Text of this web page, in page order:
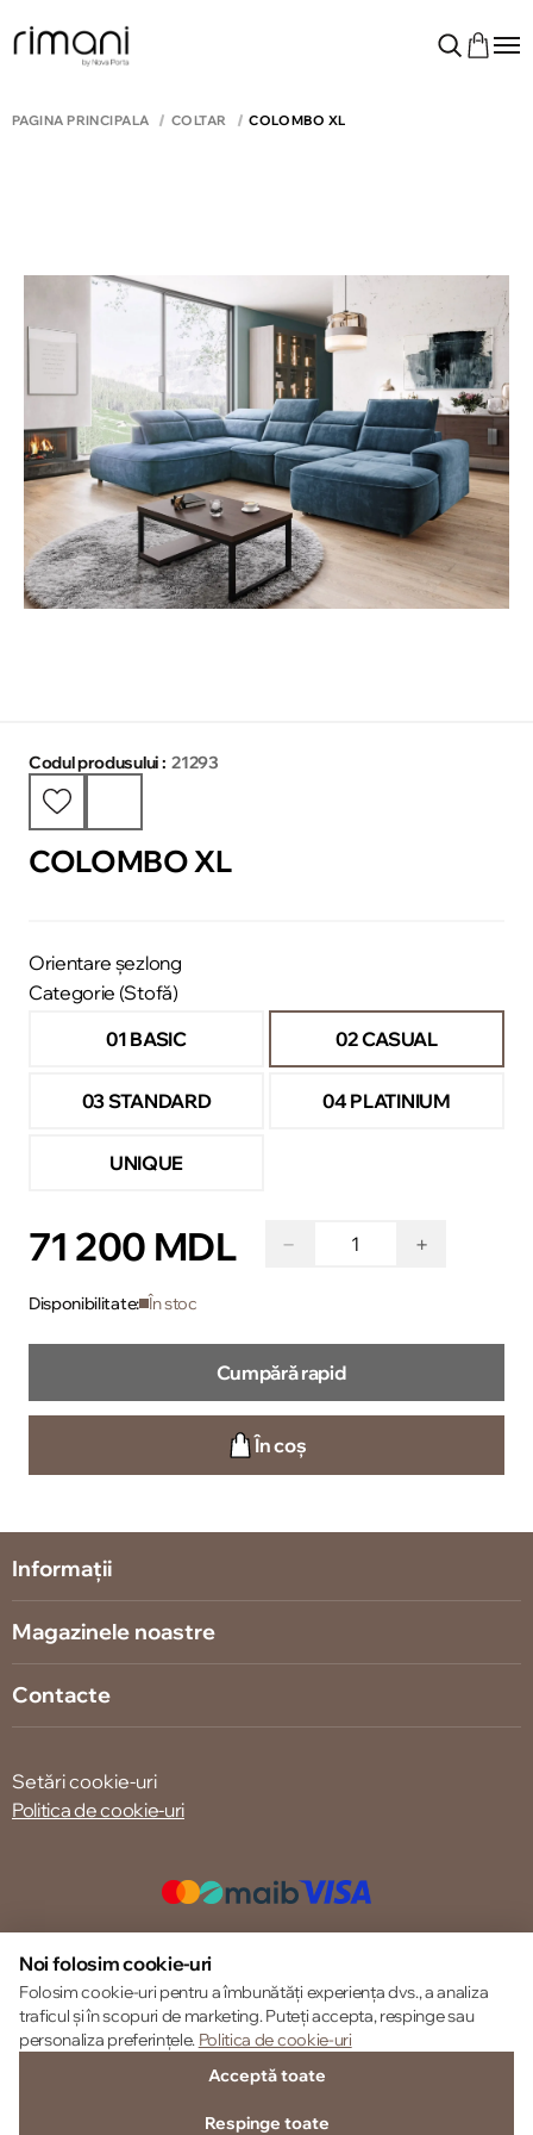
PAGINA PRINCIPALĂ COLTAR COLOMBO XL
Codul produsului : 21293
COLOMBO XL
Orientare șezlong
Categorie (Stofă)
01 BASIC
02 CASUAL
03 STANDARD 04 PLATINIUM
UNIQUE
71 200 MDL − +
Disponibilitate: În stoc
Cumpără rapid
În coș
Informații
Magazinele noastre
Contacte
Setări cookie-uri
Politica de cookie-uri
© 2013 – 2026 ECOM
Noi folosim cookie-uri
Folosim cookie-uri pentru a îmbunătăți experiența dvs., a analiza
traficul și în scopuri de marketing. Puteți accepta, respinge sau
personaliza preferințele. Politica de cookie-uri
Acceptă toate
Respinge toate